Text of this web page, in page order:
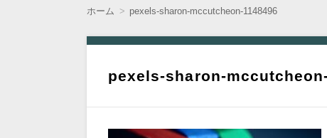
ホーム pexels-sharon-mccutcheon-1148496
pexels-sharon-